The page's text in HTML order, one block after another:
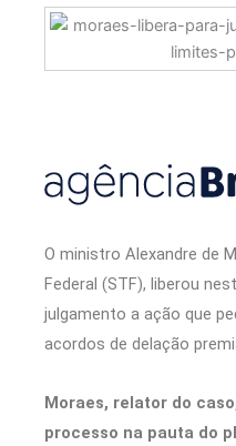
O ministro Alexandre de
Federal (STF), liberou
julgamento a ação que
acordos de delação
Moraes, relator do
processo na pauta do